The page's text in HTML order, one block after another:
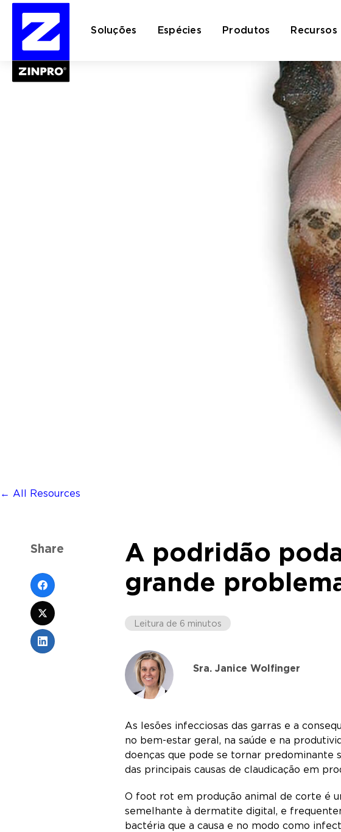
Soluções Espécies Produtos Recursos
← All Resources
A podridão
grande
Leitura de 6 minutos
Sra. Janice Wolfinger
As lesões infecciosas das garras e a
no bem-estar geral, na saúde e na
doenças que pode se tornar predominante
das principais causas de claudicação em
O foot rot em produção animal de corte é
semelhante à dermatite digital, e
bactéria que a causa e no modo como
Share